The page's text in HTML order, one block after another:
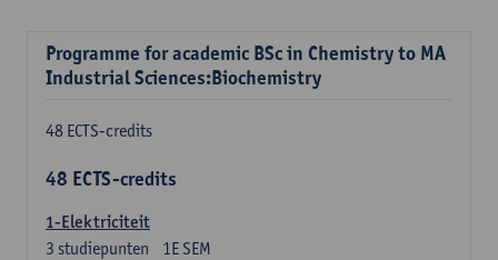
Programme for academic BSc in Chemistry to MA
Industrial Sciences:Biochemistry
48 ECTS-credits
48 ECTS-credits
1-Elektriciteit
1E SEM
3 studiepunten